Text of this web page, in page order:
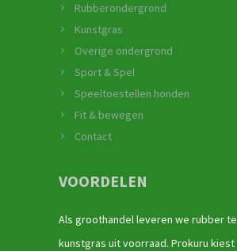
Rubberondergrond
Kunstgras
Overige ondergrond
Sport & Spel
Speeltoestellen honden
Fit & bewegen
Contact
VOORDELEN
Als groothandel leveren we rubber
kunstgras uit voorraad. Prokuru